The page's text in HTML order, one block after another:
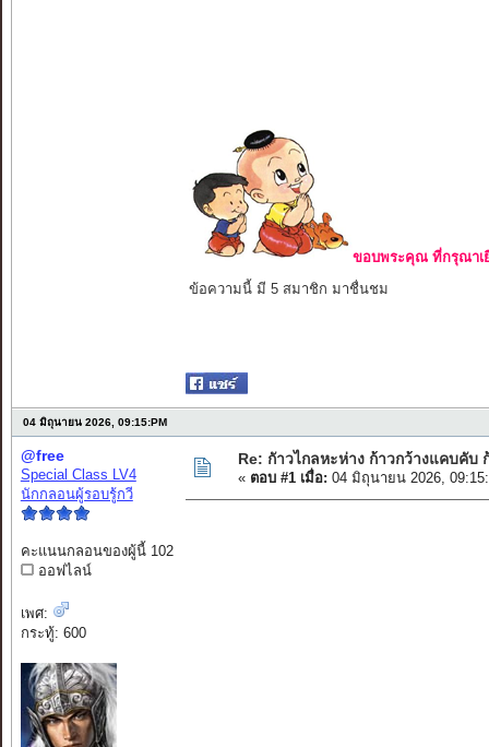
ขอบพระคุณ ที่กรุณาเ
ข้อความนี้ มี 5 สมาชิก มาชื่นชม
04 มิถุนายน 2026, 09:15:PM
@free
Special Class LV4
นักกลอนผู้รอบรู้กวี
คะแนนกลอนของผู้นี้ 102
ออฟไลน์
เพศ:
กระทู้: 600
Re: กัาวไกลหะห่าง ก้าวกว้างแคบคับ
« ตอบ #1 เมื่อ: 04 มิถุนายน 2026,